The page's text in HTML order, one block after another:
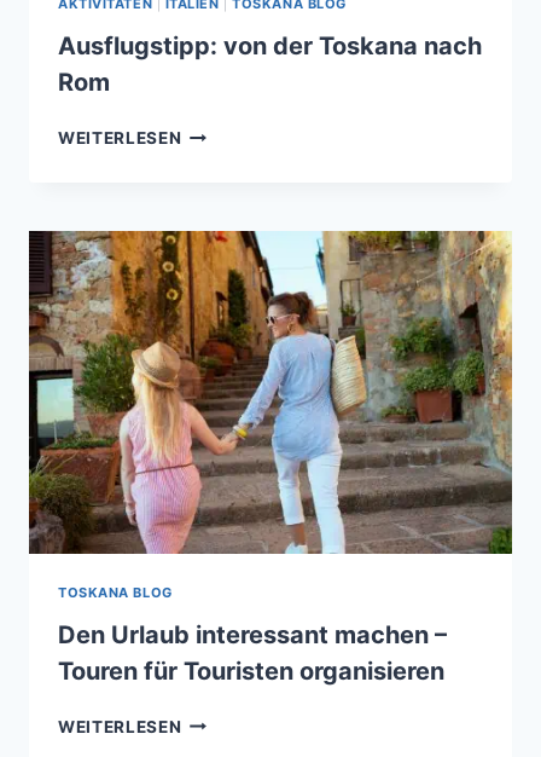
AKTIVITÄTEN ITALIEN |TOSKANA BLOG
Ausflugstipp: von der Toskana nach
Rom
WEITERLESEN AUSFLUGSTIPP:
NACH
ROM
TOSKANA BLOG
Den Urlaub interessant machen –
Touren für Touristen organisieren
WEITERLESEN DEN